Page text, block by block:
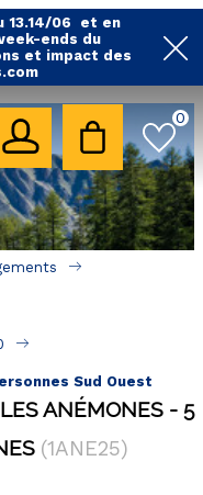
13.14/06 et en
ends du
et impact des
0
piscine
qualité
( VTT,
& SPA
PLANS
Sud Ouest
LES ANÉMONES
5
(1ANE25)